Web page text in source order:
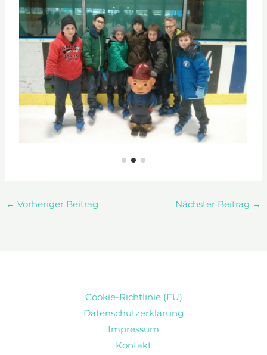
← Vorheriger Beitrag Nächster Beitrag →
Cookie-Richtlinie (EU)
Datenschutzerklärung
Impressum
Kontakt